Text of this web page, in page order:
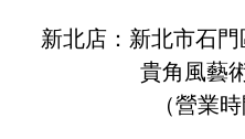
新北店：新北市石
貴角風藝術營
（營業時間11